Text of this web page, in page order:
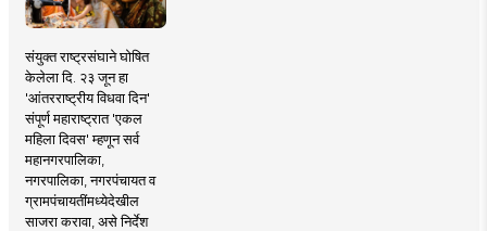
संयुक्त राष्ट्रसंघाने घोषित
केलेला दि. २३ जून हा
'आंतरराष्ट्रीय विधवा दिन'
संपूर्ण महाराष्ट्रात 'एकल
महिला दिवस' म्हणून सर्व
महानगरपालिका,
नगरपालिका, नगरपंचायत व
ग्रामपंचायतींमध्येदेखील
साजरा करावा, असे निर्देश